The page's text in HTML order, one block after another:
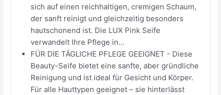
sich auf einen reichhaltigen, cremigen Schaum,
der sanft reinigt und gleichzeitig besonders
hautschonend ist. Die LUX Pink Seife
verwandelt Ihre Pflege in...
FÜR DIE TÄGLICHE PFLEGE GEEIGNET - Diese
Beauty-Seife bietet eine sanfte, aber gründliche
Reinigung und ist ideal für Gesicht und Körper.
Für alle Hauttypen geeignet – sie hinterlässt